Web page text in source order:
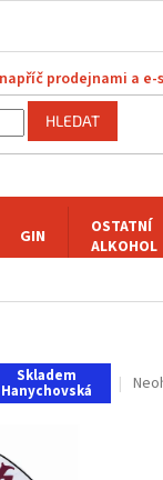
prodejnami a e-
HLEDAT
GIN
OSTATNÍ
ALKOHOL
Skladem
Hanychovská